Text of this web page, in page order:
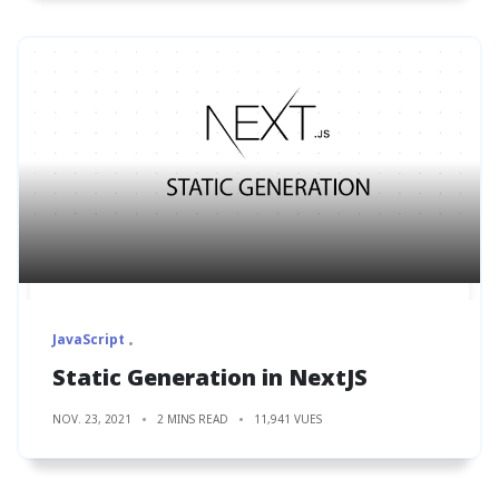
JavaScript
Static Generation in NextJS
NOV. 23, 2021 2 MINS READ 11,941 VUES